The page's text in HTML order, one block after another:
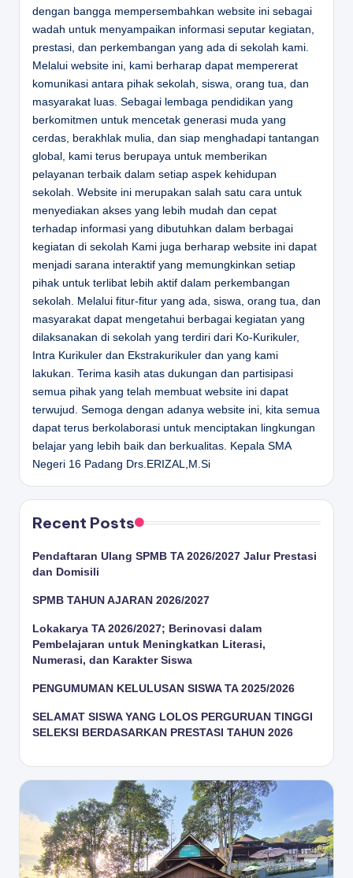
dengan bangga mempersembahkan website ini sebagai
wadah untuk menyampaikan informasi seputar kegiatan,
prestasi, dan perkembangan yang ada di sekolah kami.
Melalui website ini, kami berharap dapat mempererat
komunikasi antara pihak sekolah, siswa, orang tua, dan
masyarakat luas. Sebagai lembaga pendidikan yang
berkomitmen untuk mencetak generasi muda yang
cerdas, berakhlak mulia, dan siap menghadapi tantangan
global, kami terus berupaya untuk memberikan
pelayanan terbaik dalam setiap aspek kehidupan
sekolah. Website ini merupakan salah satu cara untuk
menyediakan akses yang lebih mudah dan cepat
terhadap informasi yang dibutuhkan dalam berbagai
kegiatan di sekolah Kami juga berharap website ini dapat
menjadi sarana interaktif yang memungkinkan setiap
pihak untuk terlibat lebih aktif dalam perkembangan
sekolah. Melalui fitur-fitur yang ada, siswa, orang tua, dan
masyarakat dapat mengetahui berbagai kegiatan yang
dilaksanakan di sekolah yang terdiri dari Ko-Kurikuler,
Intra Kurikuler dan Ekstrakurikuler dan yang kami
lakukan. Terima kasih atas dukungan dan partisipasi
semua pihak yang telah membuat website ini dapat
terwujud. Semoga dengan adanya website ini, kita semua
dapat terus berkolaborasi untuk menciptakan lingkungan
belajar yang lebih baik dan berkualitas.
Kepala SMA
Negeri 16 Padang Drs.ERIZAL,M.Si
Recent Posts
Pendaftaran Ulang SPMB TA 2026/2027 Jalur Prestasi
dan Domisili
SPMB TAHUN AJARAN 2026/2027
Lokakarya TA 2026/2027; Berinovasi dalam
Pembelajaran untuk Meningkatkan Literasi,
Numerasi, dan Karakter Siswa
PENGUMUMAN KELULUSAN SISWA TA 2025/2026
SELAMAT SISWA YANG LOLOS PERGURUAN TINGGI
SELEKSI BERDASARKAN PRESTASI TAHUN 2026